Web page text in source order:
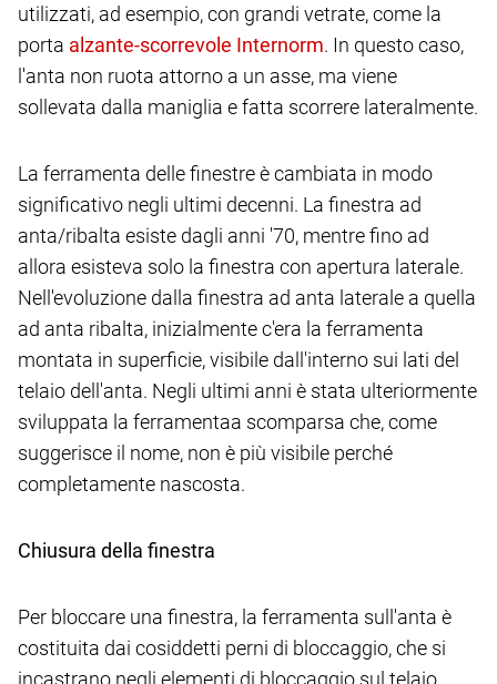
utilizzati, ad esempio, con grandi vetrate, come la
porta
. In questo caso,
l'anta non ruota attorno a un asse, ma viene
sollevata dalla maniglia e fatta scorrere lateralmente.
La ferramenta delle finestre è cambiata in modo
significativo negli ultimi decenni. La finestra ad
anta/ribalta esiste dagli anni '70, mentre fino ad
allora esisteva solo la finestra con apertura laterale.
Nell'evoluzione dalla finestra ad anta laterale a quella
ad anta ribalta, inizialmente c'era la ferramenta
montata in superficie, visibile dall'interno sui lati del
telaio dell'anta. Negli ultimi anni è stata ulteriormente
sviluppata la ferramentaa scomparsa che, come
suggerisce il nome, non è più visibile perché
completamente nascosta.
Chiusura della finestra
Per bloccare una finestra, la ferramenta sull'anta è
costituita dai cosiddetti perni di bloccaggio, che si
incastrano negli elementi di bloccaggio sul telaio